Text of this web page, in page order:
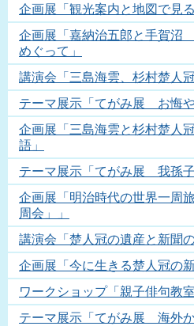
企画展「観光案内と地図で見
企画展「嘉納治五郎と手賀沼
めぐって」
講演会「三島海雲、杉村楚人
テーマ展示「てがみ展 お悔や
企画展「三島海雲と杉村楚人
語」
テーマ展示「てがみ展 我孫子
企画展「明治時代の世界一周
周会」」
講演会「楚人冠の遺産と新聞の
企画展「今に生きる楚人冠の新
ワークショップ「親子俳句教室
テーマ展示「てがみ展 海外か